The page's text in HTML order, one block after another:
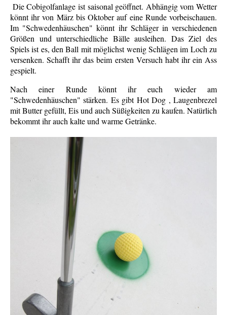
Die Cobigolfanlage ist saisonal geöffnet. Abhängig vom Wetter
könnt ihr von März bis Oktober auf eine Runde vorbeischauen.
Im "Schwedenhäuschen" könnt ihr Schläger in verschiedenen
Größen und unterschiedliche Bälle ausleihen. Das Ziel des
Spiels ist es, den Ball mit möglichst wenigSchlägen im Loch zu
versenken. Schafft ihr dasbeim ersten Versuch habt ihr ein Ass
gespielt.
Nach einer Runde könnt ihr euch wieder am
"Schwedenhäuschen" stärken. Es gibtHot Dog , Laugenbrezel
mit Butter gefüllt, Eis und auch Süßigkeiten zu kaufen. Natürlich
bekommt ihr auch kalte und warme Getränke.